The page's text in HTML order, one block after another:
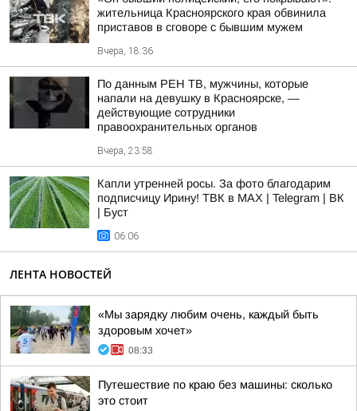
жительница Красноярского края обвинила
приставов в сговоре с бывшим мужем
Вчера, 18:36
По данным РЕН ТВ, мужчины, которые
напали на девушку в Красноярске, —
действующие сотрудники
правоохранительных органов
Вчера, 23:58
Капли утренней росы. За фото благодарим
подписчицу Ирину! ТВК в MAX | Telegram | ВК
| Буст
06:06
ЛЕНТА НОВОСТЕЙ
«Мы зарядку любим очень, каждый быть
здоровым хочет»
08:33
Путешествие по краю без машины: сколько
это стоит